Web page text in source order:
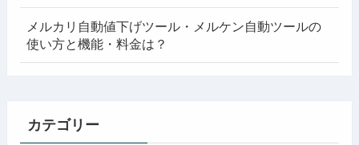
メルカリ自動値下げツール・メルケン自動ツールの
使い方と機能・料金は？
カテゴリー